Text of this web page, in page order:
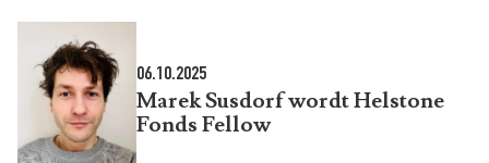
06.10.2025
Marek Susdorf wordt Helstone
Fonds Fellow